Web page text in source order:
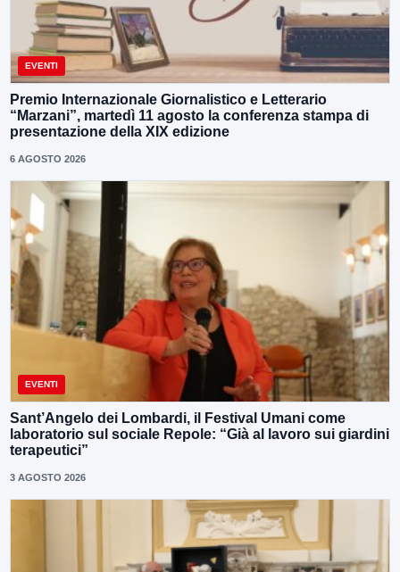
EVENTI
Premio Internazionale Giornalistico e Letterario
“Marzani”, martedì 11 agosto la conferenza stampa di
presentazione della XIX edizione
6 AGOSTO 2026
EVENTI
Sant’Angelo dei Lombardi, il Festival Umani come
laboratorio sul sociale Repole: “Già al lavoro sui giardini
terapeutici”
3 AGOSTO 2026